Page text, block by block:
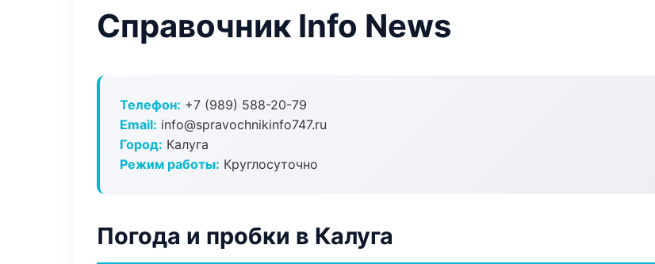
Справочник Info News
Телефон: +7 (989) 588-20-79
Email: info@spravochnikinfo747.ru
Город: Калуга
Режим работы: Круглосуточно
Погода и пробки в Калуга